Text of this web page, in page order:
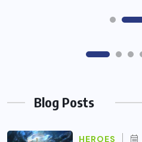
Blog Posts
HEROES